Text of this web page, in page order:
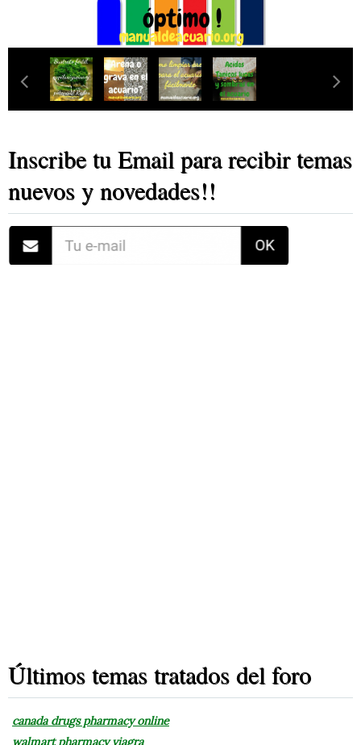
Inscribe tu Email para recibir temas
nuevos y novedades!!
Últimos temas tratados del foro
canada drugs pharmacy online